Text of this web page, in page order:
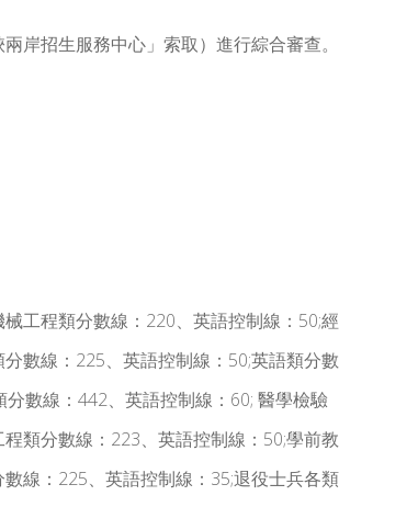
岸招生服務中心」索取）進行綜合審查。
工程類分數線：220、英語控制線：50;經
數線：225、英語控制線：50;英語類分數
數線：442、英語控制線：60; 醫學檢驗
類分數線：223、英語控制線：50;學前教
線：225、英語控制線：35;退役士兵各類